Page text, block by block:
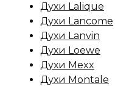
Духи Lalique
Духи Lancome
Духи Lanvin
Духи Loewe
Духи Mexx
Духи Montale